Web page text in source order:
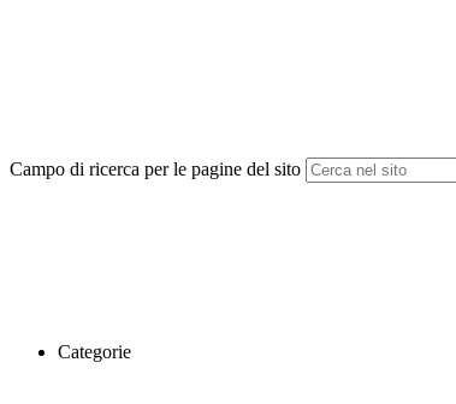
Campo di ricerca per le pagine del sito
Categorie